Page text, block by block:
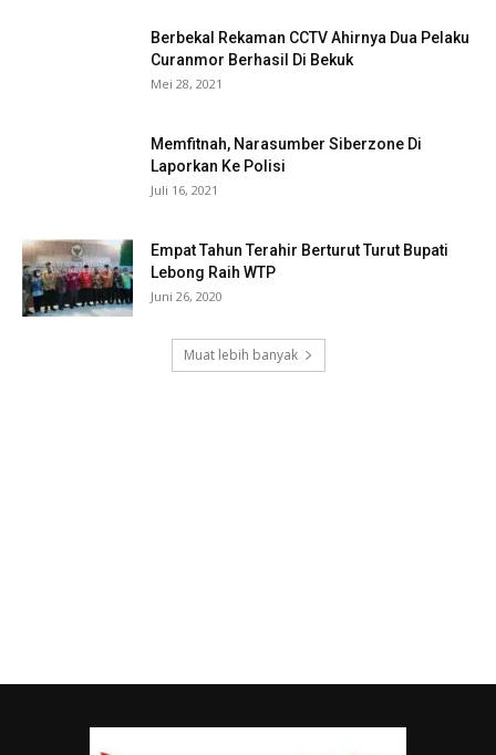
Berbekal Rekaman CCTV Ahirnya Dua Pelaku
Curanmor Berhasil Di Bekuk
Mei 28, 2021
Memfitnah, Narasumber Siberzone Di
Laporkan Ke Polisi
Juli 16, 2021
Empat Tahun Terahir Berturut Turut Bupati
Lebong Raih WTP
Juni 26, 2020
Muat lebih banyak